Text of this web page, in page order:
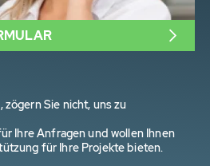
zögern Sie nicht, uns zu
Ihre Anfragen und wollen Ihnen
für Ihre Projekte bieten.